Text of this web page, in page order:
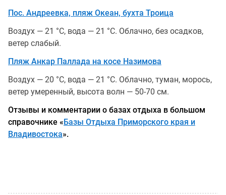
Пос. Андреевка, пляж Океан, бухта Троица
Воздух — 21 °С, вода — 21 °С. Облачно, без осадков,
ветер слабый.
Пляж Анкар Паллада на косе Назимова
Воздух — 20 °С, вода — 21 °С. Облачно, туман, морось,
ветер умеренный, высота волн — 50-70 см.
Отзывы и комментарии о базах отдыха в большом
справочнике «Базы Отдыха Приморского края и
Владивостока».